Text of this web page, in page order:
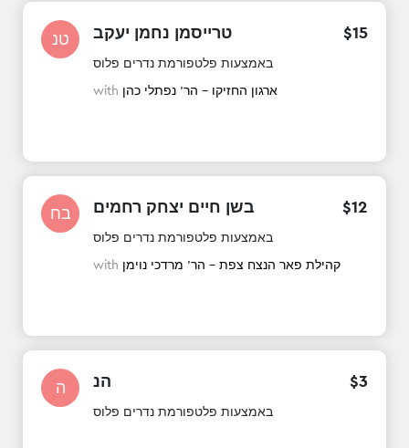
טנ טרייסמן נחמן יעקב $15
באמצעות פלטפורמת נדרים פלוס
with ארגון החזיקו - הר' נפתלי כהן
בח בשן חיים יצחק רחמים $12
באמצעות פלטפורמת נדרים פלוס
with קהילת פאר הנצח צפת - הר' מרדכי נוימן
ה הנ $3
באמצעות פלטפורמת נדרים פלוס